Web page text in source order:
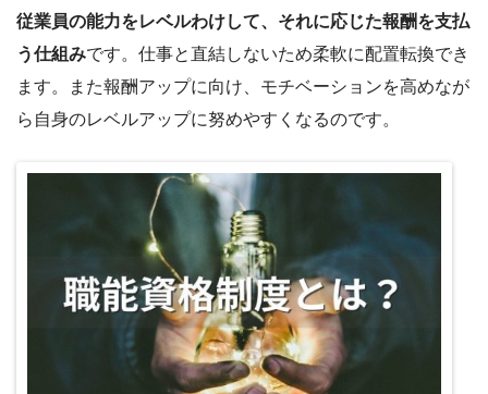
従業員の能力をレベルわけして、それに応じた報酬を支払
う仕組みです。仕事と直結しないため柔軟に配置転換でき
ます。また報酬アップに向け、モチベーションを高めなが
ら自身のレベルアップに努めやすくなるのです。